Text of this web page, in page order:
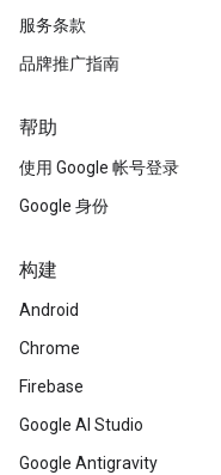
服务条款
品牌推广指南
帮助
使用 Google 帐号登录
Google 身份
构建
Android
Chrome
Firebase
Google AI Studio
Google Antigravity